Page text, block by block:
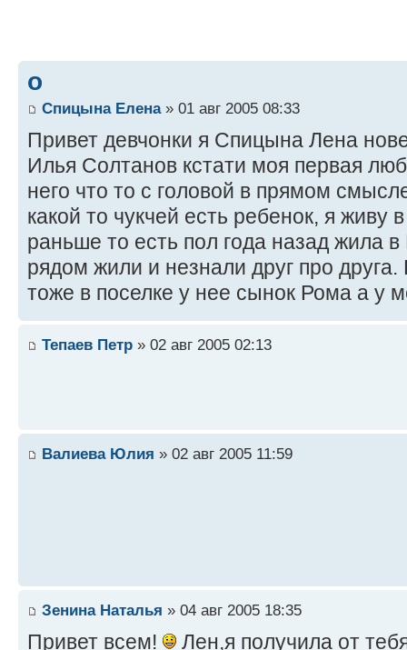
о
Спицына Елена» 01 авг 2005 08:33
Привет девчонки я Спицына Лена
Илья Солтанов кстати моя первая
него что то с головой в прямом
какой то чукчей есть ребенок, я живу
раньше то есть пол года назад жила
рядом жили и незнали друг про
тоже в поселке у нее сынок Рома а у
Тепаев Петр » 02 авг 2005 02:13
Валиева Юлия » 02 авг 2005 11:59
Зенина Наталья » 04 авг 2005 18:35
Привет всем! Лен,я получила от